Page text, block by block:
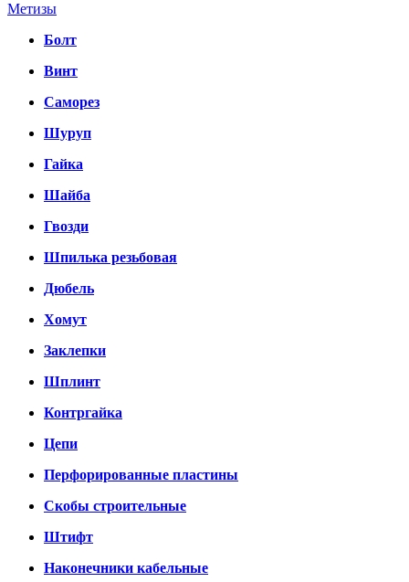
Метизы
Болт
Винт
Саморез
Шуруп
Гайка
Шайба
Гвозди
Шпилька резьбовая
Дюбель
Хомут
Заклепки
Шплинт
Контргайка
Цепи
Перфорированные пластины
Скобы строительные
Штифт
Наконечники кабельные